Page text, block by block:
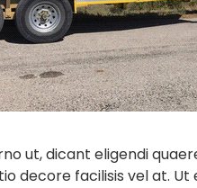
ut, dicant eligendi
facilisis vel at. Ut